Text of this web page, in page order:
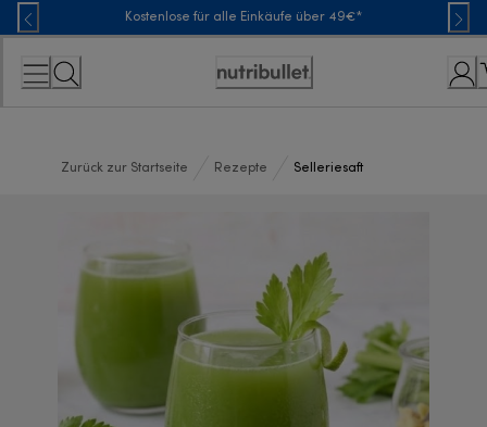
Skip
to
Content
Kostenlose für alle Einkäufe über 49€*
Erklärung
Zurück zur Startseite Rezepte Selleriesaft